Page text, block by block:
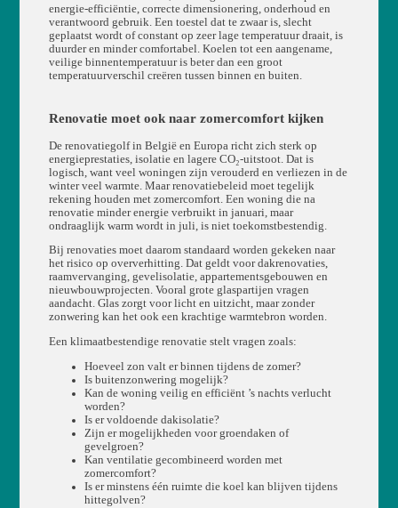
energie-efficiëntie, correcte dimensionering, onderhoud en
verantwoord gebruik. Een toestel dat te zwaar is, slecht
geplaatst wordt of constant op zeer lage temperatuur draait, is
duurder en minder comfortabel. Koelen tot een aangename,
veilige binnentemperatuur is beter dan een groot
temperatuurverschil creëren tussen binnen en buiten.
Renovatie moet ook naar zomercomfort kijken
De renovatiegolf in België en Europa richt zich sterk op
energieprestaties, isolatie en lagere CO₂-uitstoot. Dat is
logisch, want veel woningen zijn verouderd en verliezen in de
winter veel warmte. Maar renovatiebeleid moet tegelijk
rekening houden met zomercomfort. Een woning die na
renovatie minder energie verbruikt in januari, maar
ondraaglijk warm wordt in juli, is niet toekomstbestendig.
Bij renovaties moet daarom standaard worden gekeken naar
het risico op oververhitting. Dat geldt voor dakrenovaties,
raamvervanging, gevelisolatie, appartementsgebouwen en
nieuwbouwprojecten. Vooral grote glaspartijen vragen
aandacht. Glas zorgt voor licht en uitzicht, maar zonder
zonwering kan het ook een krachtige warmtebron worden.
Een klimaatbestendige renovatie stelt vragen zoals:
Hoeveel zon valt er binnen tijdens de zomer?
Is buitenzonwering mogelijk?
Kan de woning veilig en efficiënt ’s nachts verlucht
worden?
Is er voldoende dakisolatie?
Zijn er mogelijkheden voor groendaken of
gevelgroen?
Kan ventilatie gecombineerd worden met
zomercomfort?
Is er minstens één ruimte die koel kan blijven tijdens
hittegolven?